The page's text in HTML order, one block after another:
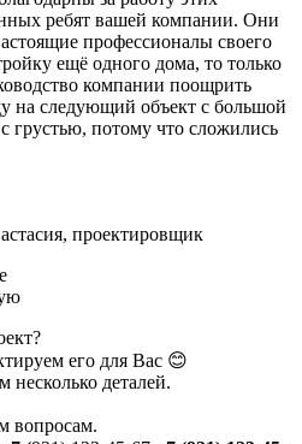
ребят вашей компании. Они
профессионалы своего
ещё одного дома, то только
компании поощрить
на следующий объект с большой
грустью, потому что сложились
проектировщик
его для Вас 😊
несколько деталей.
вопросам.